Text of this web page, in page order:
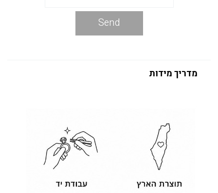
Send
מדריך מידות